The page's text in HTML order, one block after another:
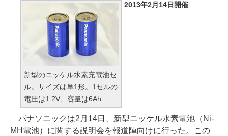
新型のニッケル水素充電池セ
ル。サイズは単1形。1セルの
電圧は1.2V、容量は6Ah
2013年2月14日開催
パナソニックは2月14日、新型ニッケル水素電池（Ni-
MH電池）に関する説明会を報道陣向けに行った。この